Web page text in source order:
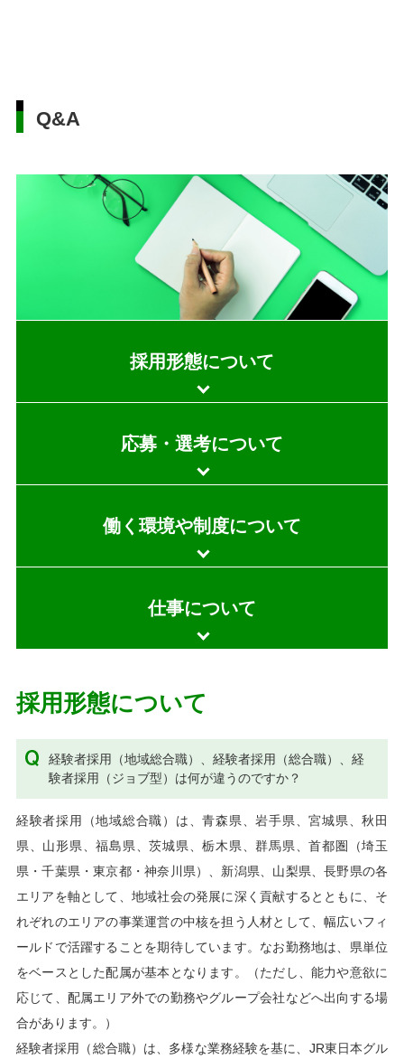
Q&A
採用形態について
応募・選考について
働く環境や制度について
仕事について
採用形態について
経験者採用（地域総合職）、経験者採用（総合職）、経
験者採用（ジョブ型）は何が違うのですか？
経験者採用（地域総合職）は、青森県、岩手県、宮城県、秋田
県、山形県、福島県、茨城県、栃木県、群馬県、首都圏（埼玉
県・千葉県・東京都・神奈川県）、新潟県、山梨県、長野県の各
エリアを軸として、地域社会の発展に深く貢献するとともに、そ
れぞれのエリアの事業運営の中核を担う人材として、幅広いフィ
ールドで活躍することを期待しています。なお勤務地は、県単位
をベースとした配属が基本となります。（ただし、能力や意欲に
応じて、配属エリア外での勤務やグループ会社などへ出向する場
合があります。）
経験者採用（総合職）は、多様な業務経験を基に、JR東日本グル